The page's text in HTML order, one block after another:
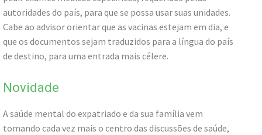
autoridades do país, para que se possa usar suas unidades.
Cabe ao advisor orientar que as vacinas estejam em dia, e
que os documentos sejam traduzidos para a língua do país
de destino, para uma entrada mais célere.
Novidade
A saúde mental do expatriado e da sua família vem
tomando cada vez mais o centro das discussões de saúde,